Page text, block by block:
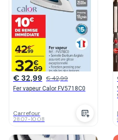
€ 32,99 € 42,99
Fer vapeur Calor FV5718C0
Carrefour
28.07-10.08